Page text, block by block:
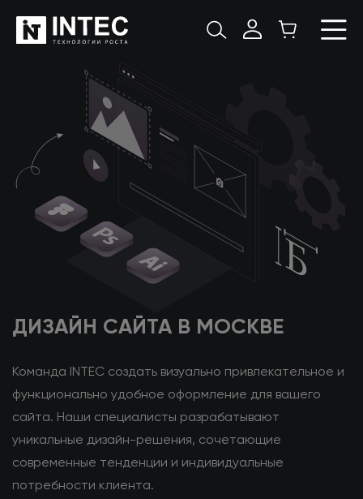
ДИЗАЙН САЙТА В МОСКВЕ
Команда INTEC создать визуально привлекательное и
функционально удобное оформление для вашего
сайта. Наши специалисты разрабатывают
уникальные дизайн-решения, сочетающие
современные тенденции и индивидуальные
потребности клиента.